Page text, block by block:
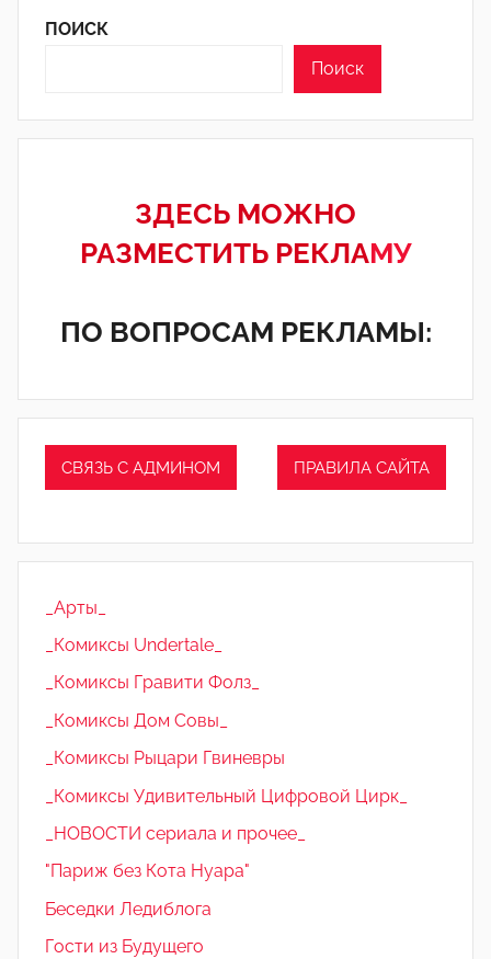
ПОИСК
Поиск
ЗДЕСЬ МОЖНО
РАЗМЕСТИТЬ РЕКЛАМУ
ПО ВОПРОСАМ РЕКЛАМЫ:
СВЯЗЬ С АДМИНОМ ПРАВИЛА САЙТА
_Арты_
_Комиксы Undertale_
_Комиксы Гравити Фолз_
_Комиксы Дом Совы_
_Комиксы Рыцари Гвиневры
_Комиксы Удивительный Цифровой Цирк_
_НОВОСТИ сериала и прочее_
"Париж без Кота Нуара"
Беседки Ледиблога
Гости из Будущего